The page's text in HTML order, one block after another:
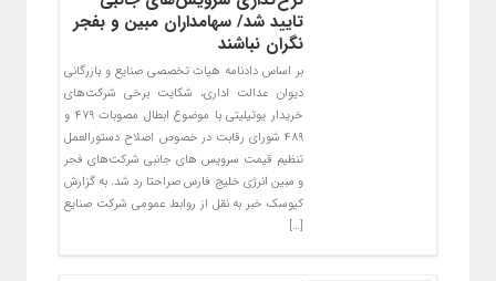
تایید شد/ سهامداران مبین و بفجر
نگران نباشند
بر اساس دادنامه هیات تخصصی صنایع و بازرگانی
دیوان عدالت اداری، شکایت برخی شرکت‌های
خریدار یوتیلیتی با موضوع ابطال مصوبات ۴۷۹ و
۴۸۹ شورای رقابت در خصوص اصلاح دستورالعمل
تنظیم قیمت سرویس های جانبی شرکت‌های فجر
و مبین انرژی خلیج فارس صراحتا رد شد. به گزارش
کیوسک خبر به نقل از روابط عمومی شرکت صنایع
[…]